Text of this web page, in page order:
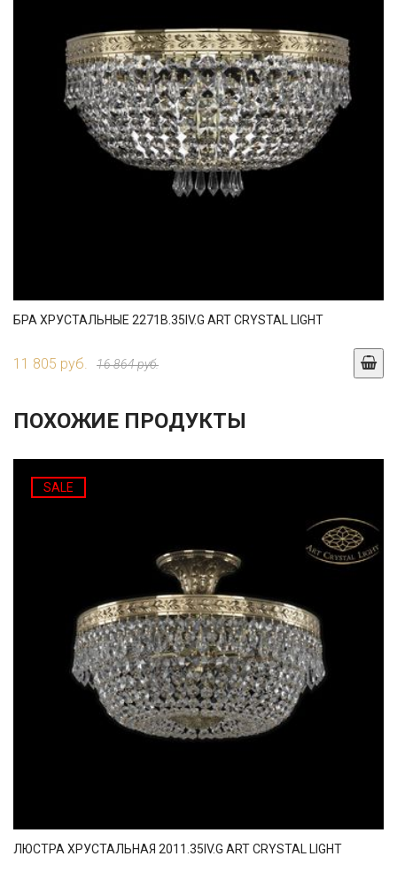
БРА ХРУСТАЛЬНЫЕ 2271B.35IV.G ART CRYSTAL LIGHT
11 805 руб. 16 864 руб.
ПОХОЖИЕ ПРОДУКТЫ
SALE
ЛЮСТРА ХРУСТАЛЬНАЯ 2011.35IV.G ART CRYSTAL LIGHT